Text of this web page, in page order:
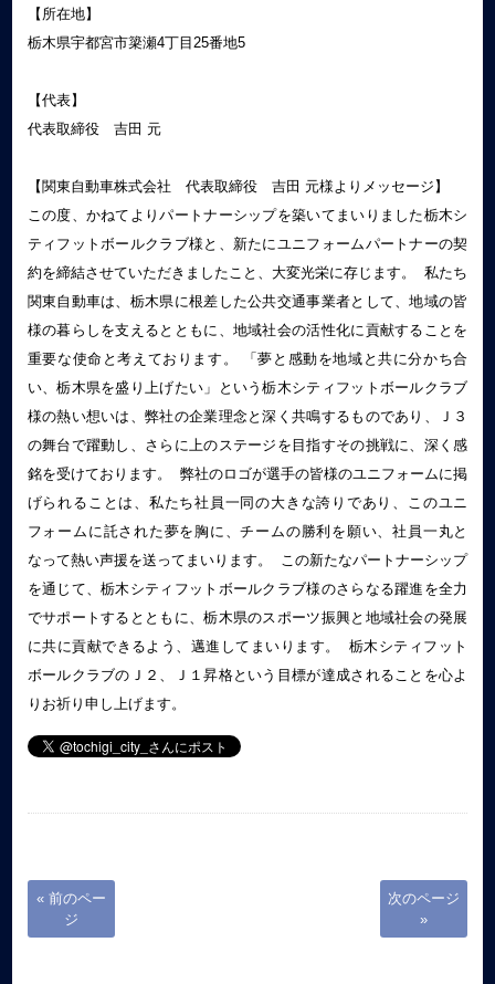
【所在地】
栃木県宇都宮市簗瀬4丁目25番地5
【代表】
代表取締役 吉田 元
【関東自動車株式会社 代表取締役 吉田 元様よりメッセージ】
この度、かねてよりパートナーシップを築いてまいりました栃木シ
ティフットボールクラブ様と、新たにユニフォームパートナーの契
約を締結させていただきましたこと、大変光栄に存じます。 私たち
関東自動車は、栃木県に根差した公共交通事業者として、地域の皆
様の暮らしを支えるとともに、地域社会の活性化に貢献することを
重要な使命と考えております。 「夢と感動を地域と共に分かち合
い、栃木県を盛り上げたい」という栃木シティフットボールクラブ
様の熱い想いは、弊社の企業理念と深く共鳴するものであり、Ｊ３
の舞台で躍動し、さらに上のステージを目指すその挑戦に、深く感
銘を受けております。 弊社のロゴが選手の皆様のユニフォームに掲
げられることは、私たち社員一同の大きな誇りであり、このユニ
フォームに託された夢を胸に、チームの勝利を願い、社員一丸と
なって熱い声援を送ってまいります。 この新たなパートナーシップ
を通じて、栃木シティフットボールクラブ様のさらなる躍進を全力
でサポートするとともに、栃木県のスポーツ振興と地域社会の発展
に共に貢献できるよう、邁進してまいります。 栃木シティフット
ボールクラブのＪ２、Ｊ１昇格という目標が達成されることを心よ
りお祈り申し上げます。
« 前のペー
ジ
次のページ
»